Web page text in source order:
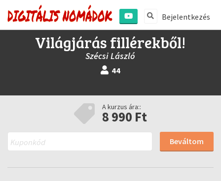
Bejelentkezés
Világjárás fillérekből!
Szécsi László
44
A kurzus ára::
8 990 Ft
Beváltom